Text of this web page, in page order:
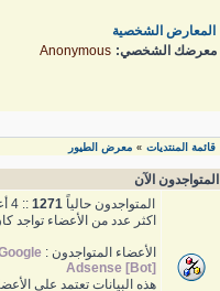
المعارض الشخصية
معرضك الشخصي: Anonymous
قائمة المنتديات » معرض الطيور
المتواجدون الآن
المتواجدون حالياً 1271 :: 4 أعضاء و 0 مخفي و 1267 زوار
اكثر عدد من الأعضاء تواجد
الأعضاء المتواجدون :
Adsense [Bot]
هذه البيانات تعتمد على الأعضاء